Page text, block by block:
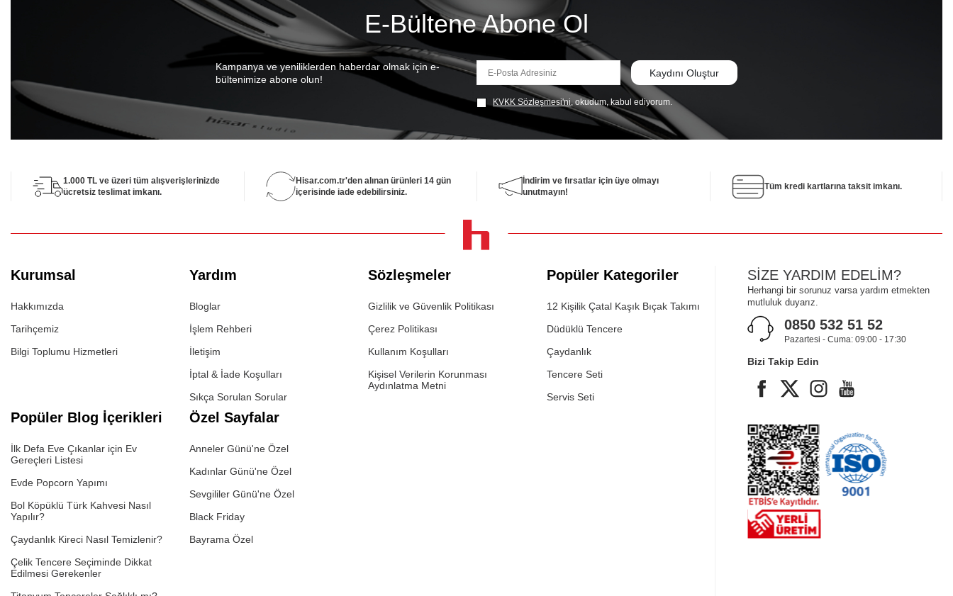
E-Bültene Abone Ol
Kampanya ve yeniliklerden haberdar olmak için e-
bültenimize abone olun!
Kaydını Oluştur
KVKK Sözleşmesi'ni, okudum, kabul ediyorum.
1.000 TL ve üzeri tüm alışverişlerinizde
ücretsiz teslimat imkanı.
Hisar.com.tr'den alınan ürünleri 14 gün
içerisinde iade edebilirsiniz.
İndirim ve fırsatlar için üye olmayı
unutmayın!
Tüm kredi kartlarına taksit imkanı.
Kurumsal
Hakkımızda
Tarihçemiz
Bilgi Toplumu Hizmetleri
Yardım
Bloglar
İşlem Rehberi
İletişim
İptal & İade Koşulları
Sıkça Sorulan Sorular
Sözleşmeler
Gizlilik ve Güvenlik Politikası
Çerez Politikası
Kullanım Koşulları
Kişisel Verilerin Korunması
Aydınlatma Metni
Popüler Kategoriler
12 Kişilik Çatal Kaşık Bıçak Takımı
Düdüklü Tencere
Çaydanlık
Tencere Seti
Servis Seti
Popüler Blog İçerikleri
İlk Defa Eve Çıkanlar için Ev
Gereçleri Listesi
Evde Popcorn Yapımı
Bol Köpüklü Türk Kahvesi Nasıl
Yapılır?
Çaydanlık Kireci Nasıl Temizlenir?
Çelik Tencere Seçiminde Dikkat
Edilmesi Gerekenler
Özel Sayfalar
Anneler Günü'ne Özel
Kadınlar Günü'ne Özel
Sevgililer Günü'ne Özel
Black Friday
Bayrama Özel
SİZE YARDIM EDELİM?
Herhangi bir sorunuz varsa yardım etmekten
mutluluk duyarız.
0850 532 51 52
Pazartesi - Cuma: 09:00 - 17:30
Bizi Takip Edin